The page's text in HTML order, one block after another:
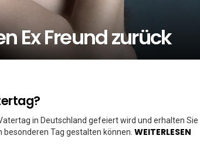
Ex Freund zurück
in Deutschland gefeiert wird und erhalten Sie
besonderen Tag gestalten können. WEITERLESEN